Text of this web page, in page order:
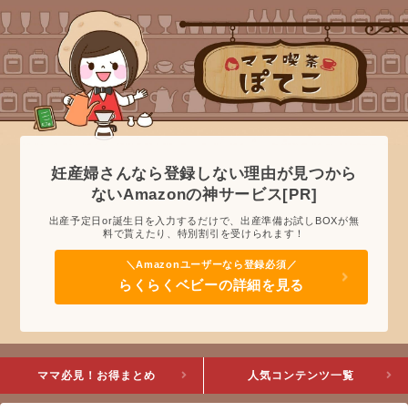
妊産婦さんなら登録しない理由が見つから
ないAmazonの神サービス[PR]
出産予定日or誕生日を入力するだけで、出産準備お試しBOXが無
料で貰えたり、特別割引を受けられます！
らくらくベビーの詳細を見る
ママ必見！お得まとめ 人気コンテンツ一覧